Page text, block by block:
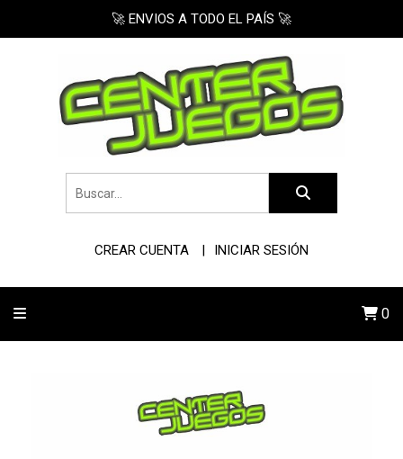
🚀 ENVIOS A TODO EL PAÍS 🚀
CREAR CUENTA INICIAR SESIÓN
0